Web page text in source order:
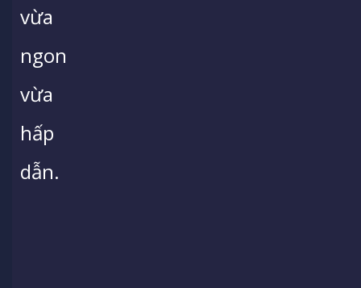
vừa
ngon
vừa
hấp
dẫn.